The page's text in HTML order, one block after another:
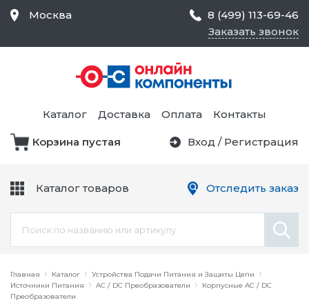
Главная Каталог
Устройства Подачи Питания и Защиты Цепи
Источники Питания
AC / DC Преобразователи
Корпусные AC / DC
Преобразователи
Москва
8 (499) 113-69-46
Заказать звонок
Каталог Доставка Оплата Контакты
Корзина пустая Вход / Регистрация
Каталог товаров
Средства Контроля
Статического
Электричества и
Безопасности,
Товары для Чистых
Цепи
Оборудование
Отследить заказ